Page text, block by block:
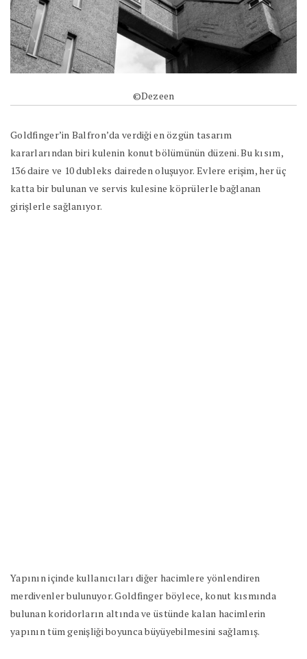
©Dezeen
Goldfinger’in Balfron’da verdiği en özgün tasarım
kararlarından biri kulenin konut bölümünün düzeni. Bu kısım,
136 daire ve 10 dubleks daireden oluşuyor. Evlere erişim, her üç
katta bir bulunan ve servis kulesine köprülerle bağlanan
girişlerle sağlanıyor.
Yapının içinde kullanıcıları diğer hacimlere yönlendiren
merdivenler bulunuyor. Goldfinger böylece, konut kısmında
bulunan koridorların altında ve üstünde kalan hacimlerin
yapının tüm genişliği boyunca büyüyebilmesini sağlamış.